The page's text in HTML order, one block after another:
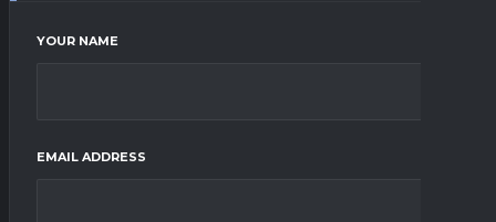
YOUR NAME
EMAIL ADDRESS